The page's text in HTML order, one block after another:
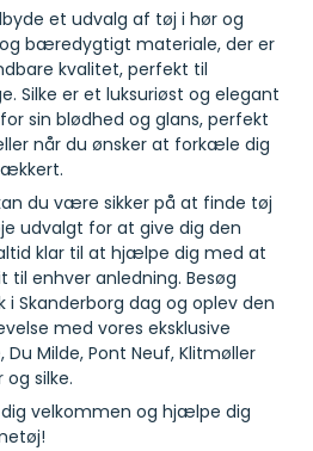
et udvalg af tøj i hør og
bæredygtigt materiale, der er
kvalitet, perfekt til
Silke er et luksuriøst og elegant
sin blødhed og glans, perfekt
når du ønsker at forkæle dig
du være sikker på at finde tøj
udvalgt for at give dig den
klar til at hjælpe dig med at
enhver anledning. Besøg
i Skanderborg dag og oplev den
med vores eksklusive
Milde, Pont Neuf, Klitmøller
silke.
velkommen og hjælpe dig